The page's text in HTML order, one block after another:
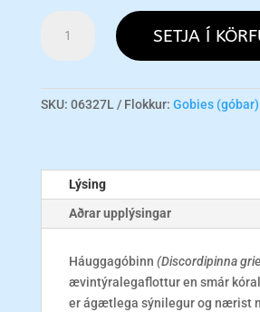
Goby
Fin
SETJA Í
SKU: 06327L Flokkur: Gobies (góbar)
Lýsing
Aðrar upplýsingar
Háuggagóbinn (Discordipinna
ævintýralegaflottur en smár
er ágætlega sýnilegur og nærist